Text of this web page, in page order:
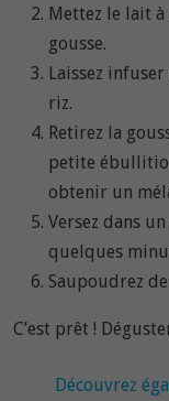
Mettez le lait
gousse.
Laissez
riz.
Retirez la
petite
obtenir un
Versez dans
quelques
Saupoudrez
C’est prêt !
Découvrez